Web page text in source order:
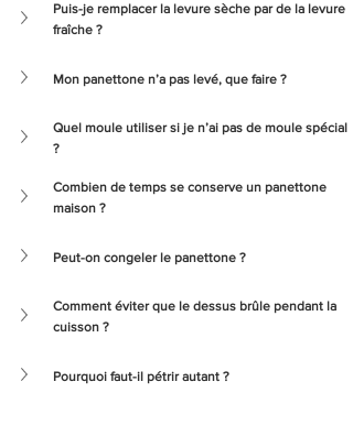
Puis-je remplacer la levure sèche par de la levure
fraîche ?
Mon panettone n’a pas levé, que faire ?
Quel moule utiliser si je n’ai pas de moule spécial
?
Combien de temps se conserve un panettone
maison ?
Peut-on congeler le panettone ?
Comment éviter que le dessus brûle pendant la
cuisson ?
Pourquoi faut-il pétrir autant ?